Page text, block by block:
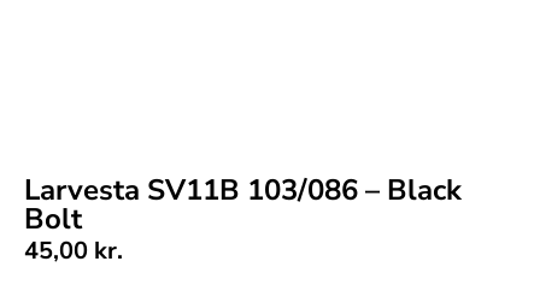
Larvesta SV11B 103/086 – Black
Bolt
45,00 kr.